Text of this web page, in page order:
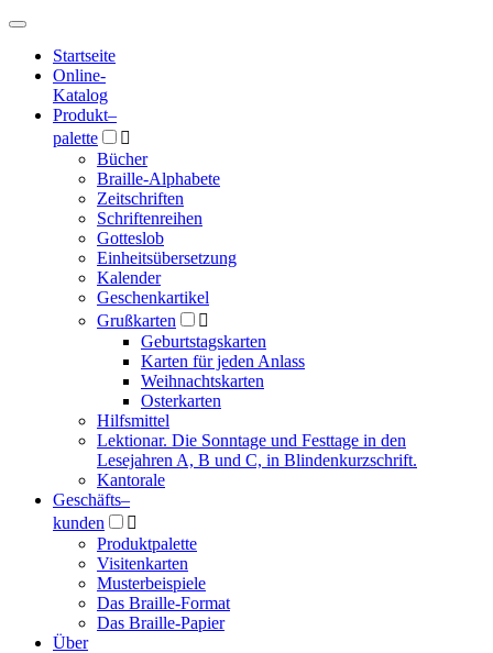
Hauptmenü
Hauptmenü
Startseite
Online-
Katalog
Produkt–
palette

Bücher
Braille-Alphabete
Zeitschriften
Schriftenreihen
Gotteslob
Einheitsübersetzung
Kalender
Geschenkartikel
Grußkarten

Geburtstagskarten
Karten für jeden Anlass
Weihnachtskarten
Osterkarten
Hilfsmittel
Lektionar. Die Sonntage und Festtage in den
Lesejahren A, B und C, in Blindenkurzschrift.
Kantorale
Geschäfts­–
kunden

Produktpalette
Visitenkarten
Musterbeispiele
Das Braille-Format
Das Braille-Papier
Über